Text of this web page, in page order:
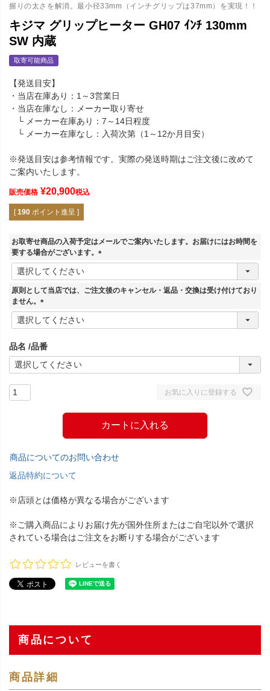
握りの太さを解消。最小径33mm（インチグリップは37mm）を実現！！
キジマ グリップヒーター GH07 ｲﾝﾁ 130mm
SW 内蔵
取寄可能商品
【発送目安】
・当店在庫あり：1～3営業日
・当店在庫なし：メーカー取り寄せ
└ メーカー在庫あり：7～14日程度
└ メーカー在庫なし：入荷次第（1～12か月目安）
※発送目安は参考情報です。実際の発送時期はご注文後に改めて
ご案内いたします。
販売価格 ¥20,900税込
[ 190 ポイント進呈 ]
お取寄せ商品の入荷予定はメールでご案内いたします。お届けにはお時間を
要する場合がございます。
(
須
原則として当店では、ご注文後のキャンセル・返品・交換は受け付けており
ません。
(
必
)
品名 品番
お気に入りに登録する
カートに入れる
商品についてのお問い合わせ
返品特約について
※店頭とは価格が異なる場合がございます
※ご購入商品によりお届け先が国外住所またはご自宅以外で選択
されている場合はご注文をお断りする場合がございます
レビューを書く
商品について
商品詳細